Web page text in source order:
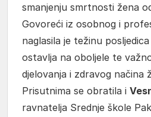
smanjenju smrtnosti žena
Govoreći iz osobnog i
naglasila je težinu
ostavlja na oboljele te
djelovanja i zdravog načina
Prisutnima se obratila i
ravnatelja Srednje škole